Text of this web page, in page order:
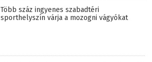
Több száz ingyenes szabadtéri
sporthelyszín várja a mozogni vágyókat